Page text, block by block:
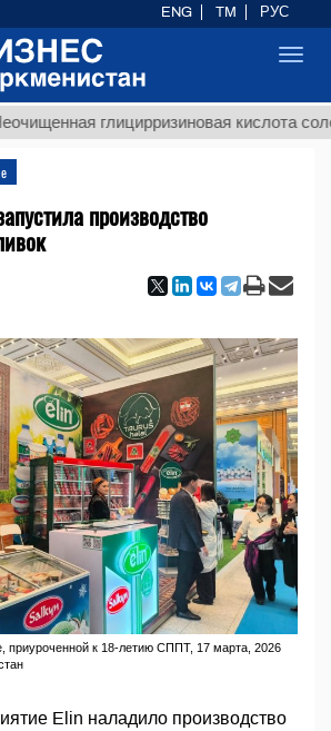
глицирризиновая кислота
производство
приуроченной к 18-летию СППТ, 17 марта, 2026
Elin наладило производство
ENG TM РУС